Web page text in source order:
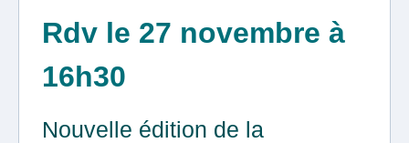
Rdv le 27 novembre à
16h30
Nouvelle édition de la